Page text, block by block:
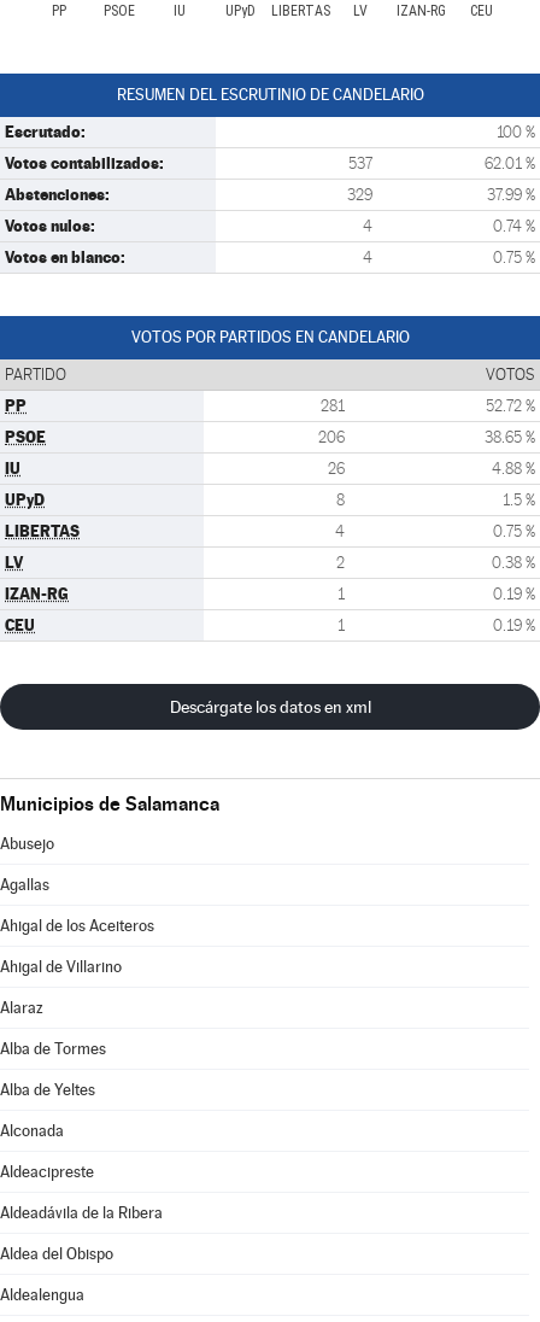
PP PSOE IU UPyD LIBERTAS LV IZAN-RG CEU
RESUMEN DEL ESCRUTINIO DE CANDELARIO
Escrutado: 100 %
Votos contabilizados: 537 62.01 %
Abstenciones: 329 37.99 %
Votos nulos: 4 0.74 %
Votos en blanco: 4 0.75 %
VOTOS POR PARTIDOS EN CANDELARIO
PARTIDO VOTOS
PP 281 52.72 %
PSOE 206 38.65 %
IU 26 4.88 %
UPyD 8 1.5 %
LIBERTAS 4 0.75 %
LV 2 0.38 %
IZAN-RG 1 0.19 %
CEU 1 0.19 %
Descárgate los datos en xml
Municipios de Salamanca
Abusejo
Agallas
Ahigal de los Aceiteros
Ahigal de Villarino
Alaraz
Alba de Tormes
Alba de Yeltes
Alconada
Aldeacipreste
Aldeadávila de la Ribera
Aldea del Obispo
Aldealengua